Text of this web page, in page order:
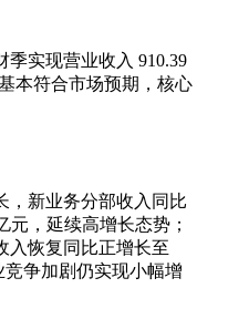
季实现营业收入 910.39
本符合市场预期，核心
，新业务分部收入同比
元，延续高增长态势；
入恢复同比正增长至
竞争加剧仍实现小幅增